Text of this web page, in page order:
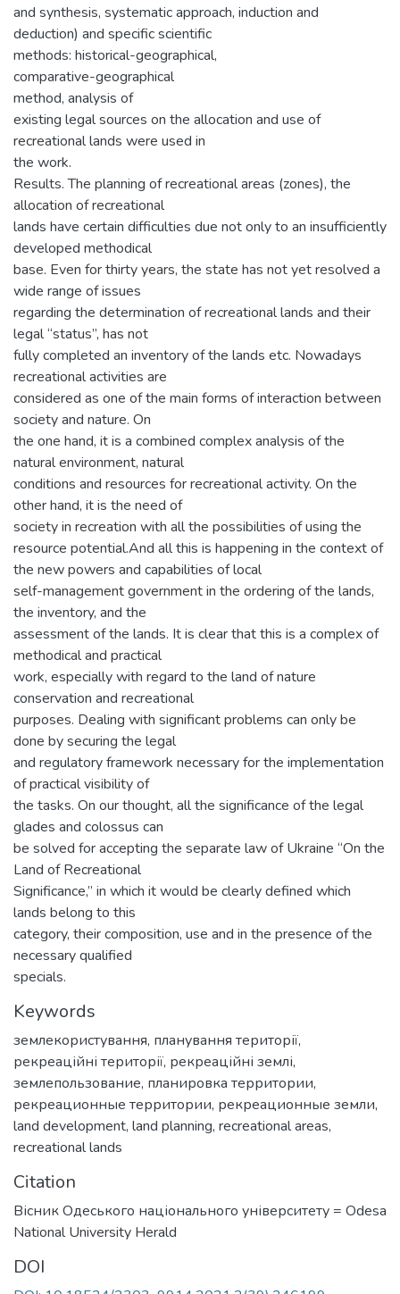
and synthesis, systematic approach, induction and
deduction) and specific scientific
methods: historical-geographical,
comparative-geographical
method, analysis of
existing legal sources on the allocation and use of
recreational lands were used in
the work.
Results. The planning of recreational areas (zones), the
allocation of recreational
lands have certain difficulties due not only to an insufficiently
developed methodical
base. Even for thirty years, the state has not yet resolved a
wide range of issues
regarding the determination of recreational lands and their
legal “status”, has not
fully completed an inventory of the lands etc. Nowadays
recreational activities are
considered as one of the main forms of interaction between
society and nature. On
the one hand, it is a combined complex analysis of the
natural environment, natural
conditions and resources for recreational activity. On the
other hand, it is the need of
society in recreation with all the possibilities of using the
resource potential.And all this is happening in the context of
the new powers and capabilities of local
self-management government in the ordering of the lands,
the inventory, and the
assessment of the lands. It is clear that this is a complex of
methodical and practical
work, especially with regard to the land of nature
conservation and recreational
purposes. Dealing with significant problems can only be
done by securing the legal
and regulatory framework necessary for the implementation
of practical visibility of
the tasks. On our thought, all the significance of the legal
glades and colossus can
be solved for accepting the separate law of Ukraine “On the
Land of Recreational
Significance,” in which it would be clearly defined which
lands belong to this
category, their composition, use and in the presence of the
necessary qualified
specials.
Keywords
землекористування, планування території,
рекреаційні території, рекреаційні землі,
землепользование, планировка территории,
рекреационные территории, рекреационные земли,
land development, land planning, recreational areas,
recreational lands
Citation
Вісник Одеського національного університету = Odesa
National University Herald
DOI